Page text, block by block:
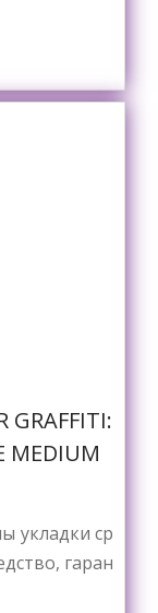
GRAFFITI:
MEDIUM
укладки ср
гаран